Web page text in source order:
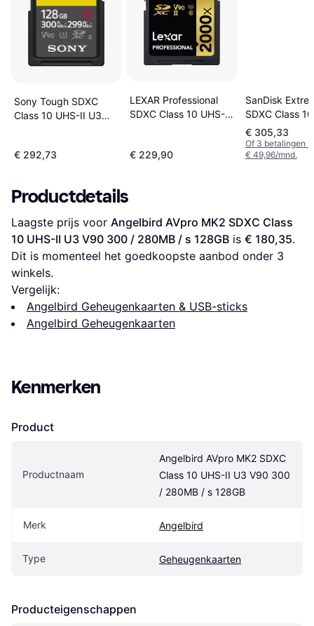
Sony Tough SDXC
Class 10 UHS-II U3
€ 292,73
LEXAR Professional
SDXC Class 10 UHS-II
€ 229,90
SanDisk
SDXC Class
U3 ​​V90 300/
128GB
€ 305,33
Of 3 betalingen
€ 49,96/mnd.
Productdetails
Laagste prijs voor Angelbird AVpro MK2 SDXC Class
10 UHS-II U3 ​​V90 300 / 280MB / s 128GB is € 180,35.
Dit is momenteel het goedkoopste aanbod onder 3
winkels.
Vergelijk:
Angelbird Geheugenkaarten & USB-sticks
Angelbird Geheugenkaarten
Kenmerken
Product
Productnaam
Angelbird AVpro MK2 SDXC
Class 10 UHS-II U3 ​​V90 300
/ 280MB / s 128GB
Merk Angelbird
Type Geheugenkaarten
Producteigenschappen